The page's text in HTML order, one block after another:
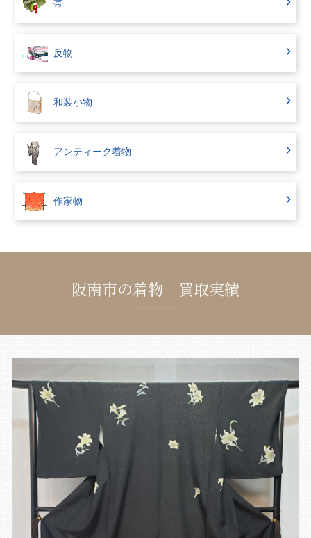
帯
反物
和装小物
アンティーク着物
作家物
阪南市の着物 買取実績